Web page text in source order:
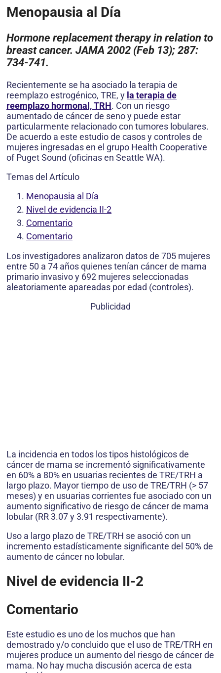
Menopausia al Día
Hormone replacement therapy in relation to
breast cancer. JAMA 2002 (Feb 13); 287:
734-741.
Recientemente se ha asociado la terapia de
reemplazo estrogénico, TRE, y la terapia de
reemplazo hormonal, TRH. Con un riesgo
aumentado de cáncer de seno y puede estar
particularmente relacionado con tumores lobulares.
De acuerdo a este estudio de casos y controles de
mujeres ingresadas en el grupo Health Cooperative
of Puget Sound (oficinas en Seattle WA).
Temas del Artículo
Menopausia al Día
Nivel de evidencia II-2
Comentario
Comentario
Los investigadores analizaron datos de 705 mujeres
entre 50 a 74 años quienes tenían cáncer de mama
primario invasivo y 692 mujeres seleccionadas
aleatoriamente apareadas por edad (controles).
Publicidad
La incidencia en todos los tipos histológicos de
cáncer de mama se incrementó significativamente
en 60% a 80% en usuarias recientes de TRE/TRH a
largo plazo. Mayor tiempo de uso de TRE/TRH (> 57
meses) y en usuarias corrientes fue asociado con un
aumento significativo de riesgo de cáncer de mama
lobular (RR 3.07 y 3.91 respectivamente).
Uso a largo plazo de TRE/TRH se asoció con un
incremento estadísticamente significante del 50% de
aumento de cáncer no lobular.
Nivel de evidencia II-2
Comentario
Este estudio es uno de los muchos que han
demostrado y/o concluido que el uso de TRE/TRH en
mujeres produce un aumento del riesgo de cáncer de
mama. No hay mucha discusión acerca de esta